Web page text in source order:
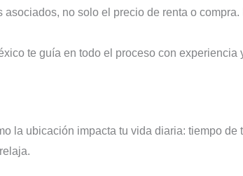
no solo el precio de renta o
te guía en todo el proceso con
la ubicación impacta tu vida diaria: tiempo de